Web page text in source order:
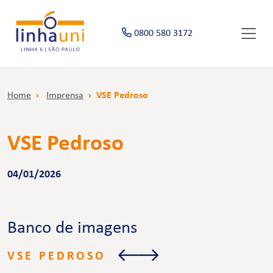
0800 580 3172
Home Imprensa VSE Pedroso
VSE Pedroso
04/01/2026
Banco de imagens
VSE PEDROSO